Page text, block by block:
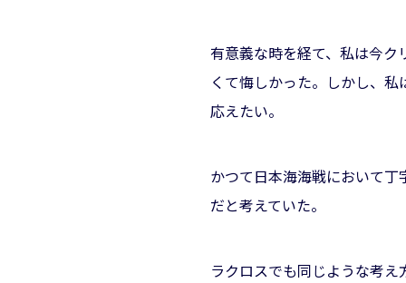
有意義な時を経て、私は今
くて悔しかった。しかし、
応えたい。
かつて日本海海戦において
だと考えていた。
ラクロスでも同じような考